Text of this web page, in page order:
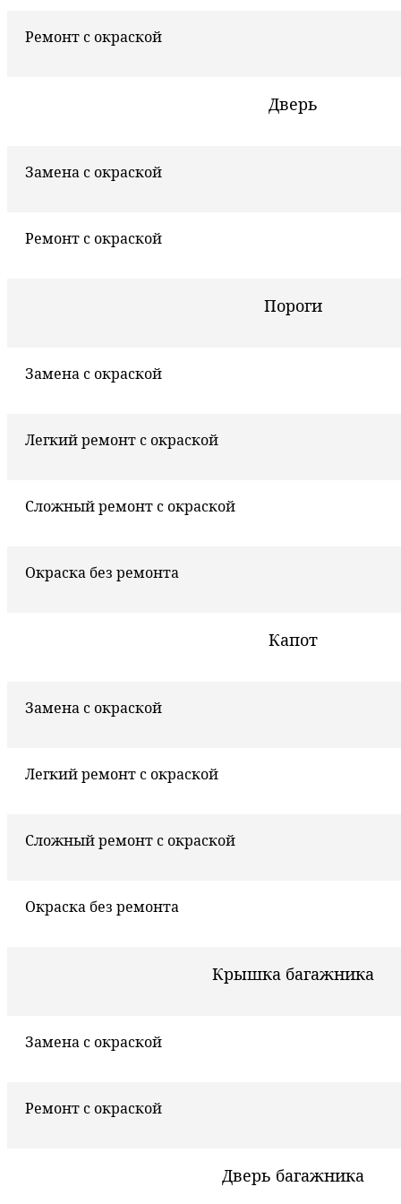
Ремонт с окраской
Дверь
Замена с окраской
Ремонт с окраской
Пороги
Замена с окраской
Легкий ремонт с окраской
Сложный ремонт с окраской
Окраска без ремонта
Капот
Замена с окраской
Легкий ремонт с окраской
Сложный ремонт с окраской
Окраска без ремонта
Крышка багажника
Замена с окраской
Ремонт с окраской
Дверь багажника